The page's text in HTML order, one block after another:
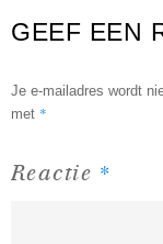
GEEF EEN
Je e-mailadres wordt
met *
Reactie *